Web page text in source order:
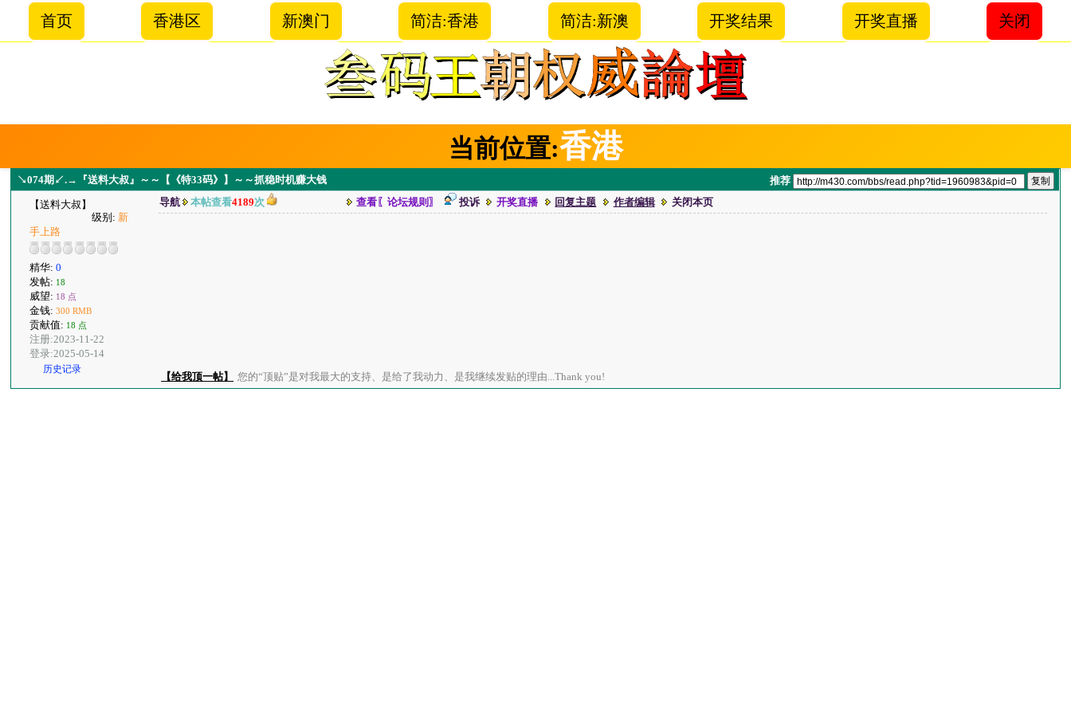
首页 香港区 新澳门 简洁:香港 简洁:新澳 开奖结果 开奖直播 关闭
当前位置:香港
↘074期↙.→『送料大叔』～～【《特33码》】～～抓稳时机赚大钱 推荐
【送料大叔】
级别: 新
手上路
精华:0
发帖: 18
威望: 18 点
金钱:300 RMB
贡献值: 18 点
注册:2023-11-22
登录:2025-05-14
历史记录
导航 本帖查看4189次 查看〖论坛规则〗 投诉 开奖直播 回复主题 作者编辑 关闭本页
【给我顶一帖】 您的“顶贴”是对我最大的支持、是给了我动力、是我继续发贴的理由...Thank you!